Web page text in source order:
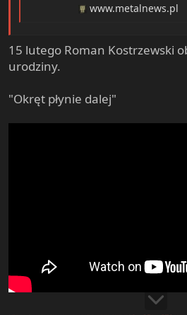
www.metalnews.pl
15 lutego Roman Kostrzewski
urodziny.
"Okręt płynie dalej"